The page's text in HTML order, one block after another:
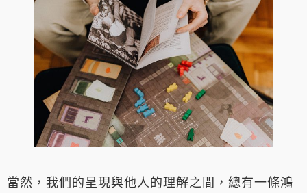
當然，我們的呈現與他人的理解之間，總有一條鴻